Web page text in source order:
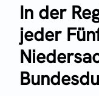
In der
jeder